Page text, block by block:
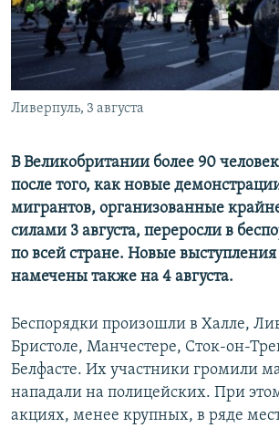
ПОБЕДИТЕЛЕЙ НЕ СУДЯТ?
КРЫМ.НЕПОКОРЕННЫЙ
УКРАИНСКАЯ ПРОБЛЕМА КРЫМА
ПРИСОЕДИНЯЙТЕСЬ!
Ливерпуль, 3 августа
В Великобритании более 90
после того, как новые
мигрантов, организованные
силами 3 августа, переросли в
по всей стране. Новые
намечены также на 4 августа.
Беспорядки произошли в Халле,
Бристоле, Манчестере, Сток-он-
Белфасте. Их участники громили
нападали на полицейских. При
акциях, менее крупных, в ряде